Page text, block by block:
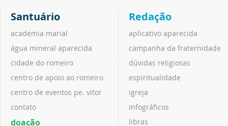
Santuário
academia marial
água mineral aparecida
cidade do romeiro
centro de apoio ao romeiro
centro de eventos pe. vitor
contato
doação
Redação
aplicativo aparecida
campanha da fraternidade
dúvidas religiosas
espiritualidade
igreja
infográficos
libras